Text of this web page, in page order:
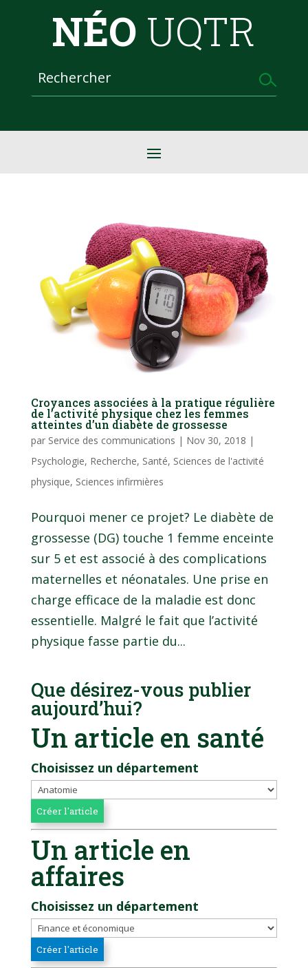
NÉO UQTR
Croyances associées à la pratique régulière
de l’activité physique chez les femmes
atteintes d’un diabète de grossesse
par Service des communications | Nov 30, 2018 |
Psychologie, Recherche, Santé, Sciences de l'activité
physique, Sciences infirmières
Pourquoi mener ce projet? Le diabète de
grossesse (DG) touche 1 femme enceinte
sur 5 et est associé à des complications
maternelles et néonatales. Une prise en
charge efficace de la maladie est donc
essentielle. Malgré le fait que l’activité
physique fasse partie du...
Que désirez-vous publier
aujourd’hui?
Un article en santé
Choisissez un département
Un article en
affaires
Choisissez un département